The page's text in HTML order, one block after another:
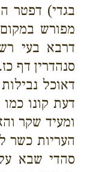
בגדי) דפטר
מפורש
דרבא בעי
סנהדרין דף
דאוכל
דעת קונו
ומעיד שקר
העריות כשר
סהדי שבא